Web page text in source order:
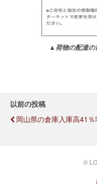
▲荷物の配達の
以前の投稿
岡山県の倉庫入庫高41％
©